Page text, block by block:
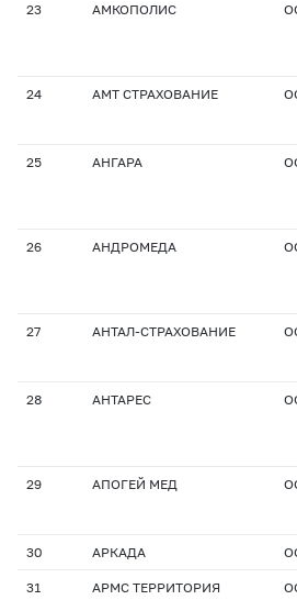
23 АМКОПОЛИС
24 АМТ СТРАХОВАНИЕ
25 АНГАРА
26 АНДРОМЕДА
27 АНТАЛ-СТРАХОВАНИЕ
28 АНТАРЕС
29 АПОГЕЙ МЕД
30 АРКАДА
31 АРМС ТЕРРИТОРИЯ